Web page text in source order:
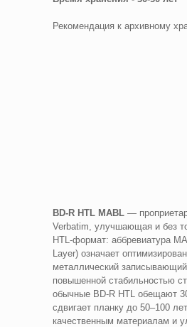
Рекомендация к архивному
BD-R HTL MABL —
Verbatim, улучшающая и без
HTL-формат: аббревиатура
Layer) означает
металлический
повышенной стабильностью
обычные BD-R HTL обещают
сдвигает планку до 50–100
качественным материалам и